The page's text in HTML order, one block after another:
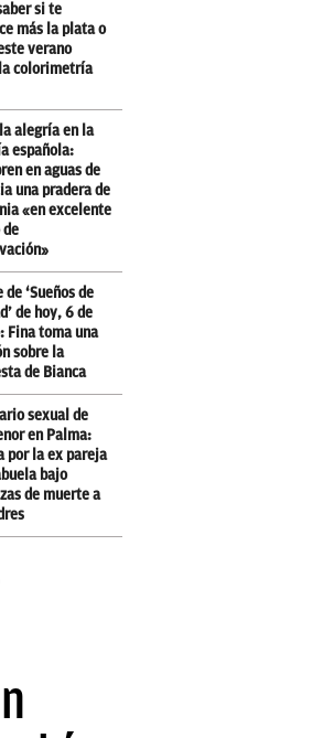
si te
más la plata o
verano
colorimetría
alegría en la
española:
en aguas de
una pradera de
«en excelente
de
de ‘Sueños de
de hoy, 6 de
Fina toma una
sobre la
de Bianca
sexual de
en Palma:
por la ex pareja
bajo
de muerte a